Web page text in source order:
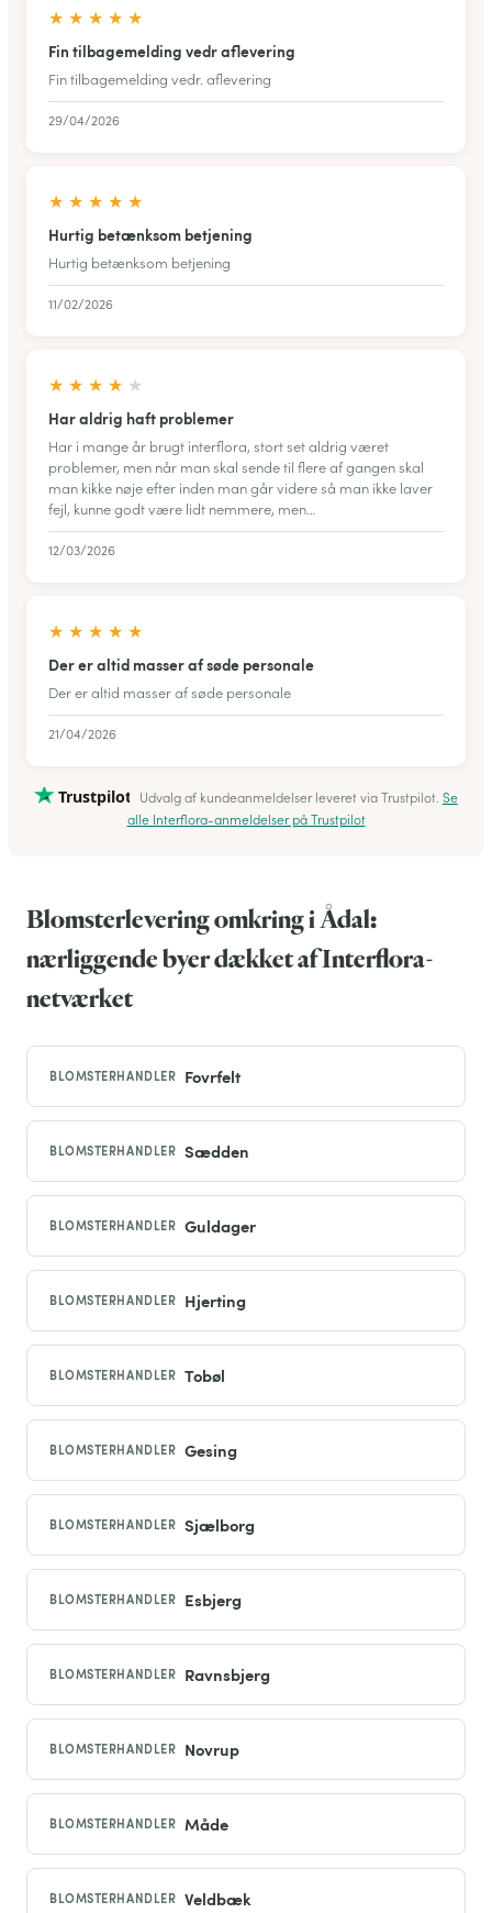
★ ★ ★ ★ ★
Fin tilbagemelding vedr aflevering
Fin tilbagemelding vedr. aflevering
29/04/2026
★ ★ ★ ★ ★
Hurtig betænksom betjening
Hurtig betænksom betjening
11/02/2026
★ ★ ★ ★ ★
Har aldrig haft problemer
Har i mange år brugt interflora, stort set aldrig været
problemer, men når man skal sende til flere af gangen skal
man kikke nøje efter inden man går videre så man ikke laver
fejl, kunne godt være lidt nemmere, men…
12/03/2026
★ ★ ★ ★ ★
Der er altid masser af søde personale
Der er altid masser af søde personale
21/04/2026
Trustpilot Udvalg af kundeanmeldelser leveret via Trustpilot. Se
alle Interflora-anmeldelser på Trustpilot
Blomsterlevering omkring i Ådal:
nærliggende byer dækket af Interflora-
netværket
BLOMSTERHANDLER Fovrfelt
BLOMSTERHANDLER Sædden
BLOMSTERHANDLER Guldager
BLOMSTERHANDLER Hjerting
BLOMSTERHANDLER Tobøl
BLOMSTERHANDLER Gesing
BLOMSTERHANDLER Sjælborg
BLOMSTERHANDLER Esbjerg
BLOMSTERHANDLER Ravnsbjerg
BLOMSTERHANDLER Novrup
BLOMSTERHANDLER Måde
BLOMSTERHANDLER Veldbæk